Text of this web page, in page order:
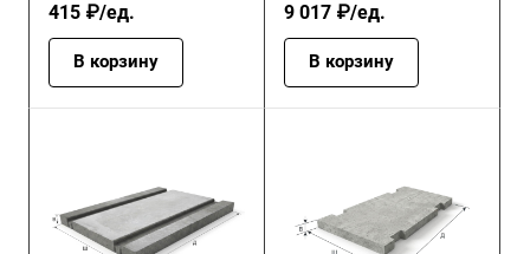
415 ₽/ед.
В корзину
9 017 ₽/ед.
В корзину